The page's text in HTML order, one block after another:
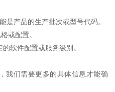
是产品的生产批次或型号代码。
或配置。
软件配置或服务级别。
我们需要更多的具体信息才能确